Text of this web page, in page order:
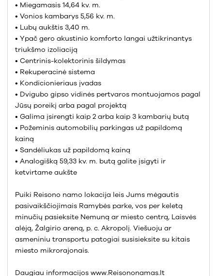
• Miegamasis 14,64 kv. m.
• Vonios kambarys 5,56 kv. m.
• Lubų aukštis 3,40 m.
• Ypač gero akustinio komforto langai užtikrinantys
triukšmo izoliaciją
• Centrinis-kolektorinis šildymas
• Rekuperacinė sistema
• Kondicionieriaus įvadas
• Dvigubo gipso vidinės pertvaros montuojamos pagal
Jūsų poreikį arba pagal projektą
• Galima įsirengti kaip 2 arba kaip 3 kambarių butą
• Požeminis automobilių parkingas už papildomą
kainą
• Sandėliukas už papildomą kainą
• Analogišką 59,33 kv. m. butą galite įsigyti ir
ketvirtame aukšte
Puiki Reisono namo lokacija leis Jums mėgautis
pasivaikščiojimais Ramybės parke, vos per keletą
minučių pasieksite Nemuną ar miesto centrą, Laisvės
alėją, Žalgirio areną, p. c. Akropolį. Viešuoju ar
asmeniniu transportu patogiai susisieksite su kitais
miesto mikrorajonais.
Daugiau informacijos www.Reisononamas.lt